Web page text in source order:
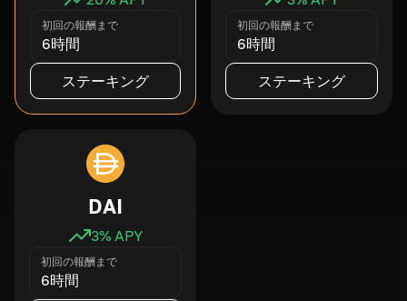
初回の報酬まで
6時間
ステーキング
初回の報酬まで
6時間
ステーキング
DAI
3% APY
初回の報酬まで
6時間